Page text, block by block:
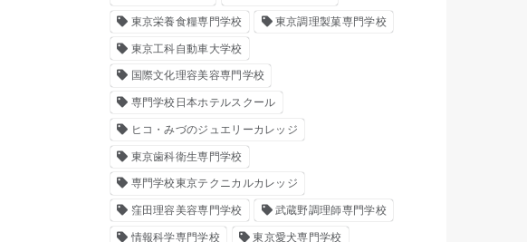
東京栄養食糧専門学校 東京調理製菓専門学校
東京工科自動車大学校
国際文化理容美容専門学校
専門学校日本ホテルスクール
ヒコ・みづのジュエリーカレッジ
東京歯科衛生専門学校
専門学校東京テクニカルカレッジ
窪田理容美容専門学校 武蔵野調理師専門学校
情報科学専門学校 東京愛犬専門学校